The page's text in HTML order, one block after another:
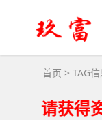
首页 > TAG
资源24小